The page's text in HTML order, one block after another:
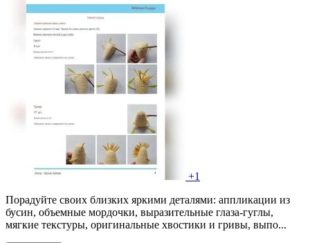
+1
Порадуйте своих близких яркими деталями: аппликации из
бусин, объемные мордочки, выразительные глаза-гуглы,
мягкие текстуры, оригинальные хвостики и гривы, выпо...